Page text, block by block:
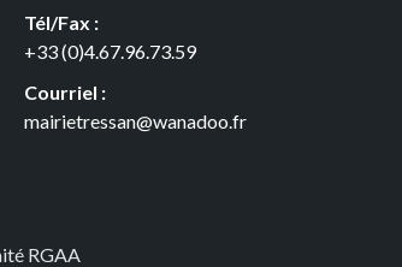
Tél/Fax :
+33 (0)4.67.96.73.59
Courriel :
mairietressan@wanadoo.fr
RGAA